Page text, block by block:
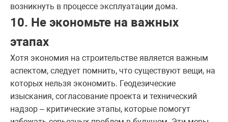
возникнуть в процессе эксплуатации дома.
10. Не экономьте на важных
этапах
Хотя экономия на строительстве является важным
аспектом, следует помнить, что существуют вещи, на
которых нельзя экономить. Геодезические
изыскания, согласование проекта и технический
надзор – критические этапы, которые помогут